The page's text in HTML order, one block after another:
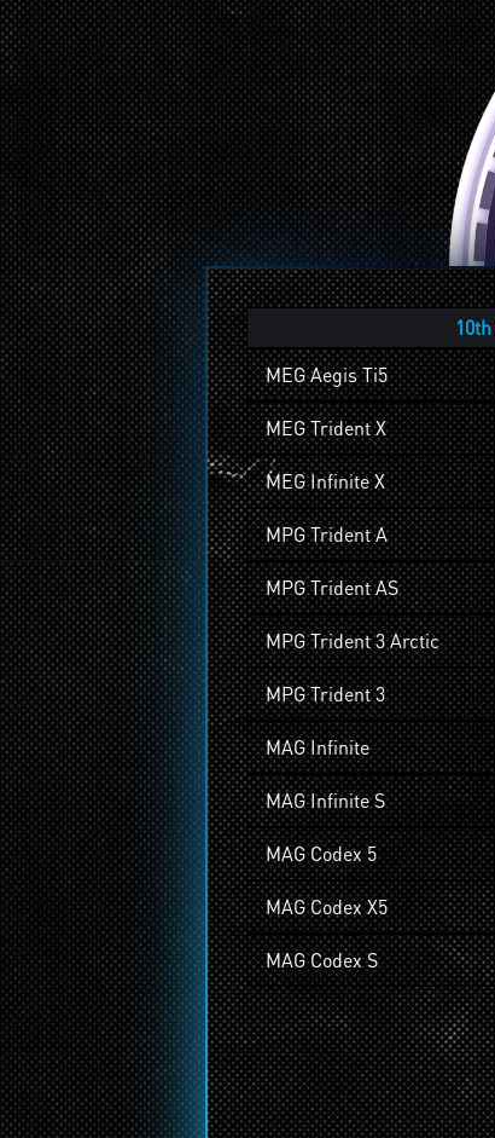
MEG Aegis Ti5
MEG Trident X
MEG Infinite X
MPG Trident A
MPG Trident AS
MPG Trident 3 Arctic
MPG Trident 3
MAG Infinite
MAG Infinite S
MAG Codex 5
MAG Codex X5
MAG Codex S